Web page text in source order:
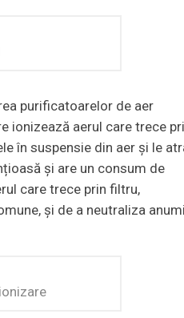
purificatoarelor de aer
ionizează aerul care trece
în suspensie din aer și le
și are un consum de
care trece prin filtru,
și de a neutraliza